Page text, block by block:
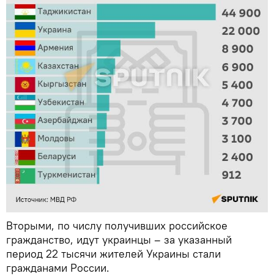
Вторыми, по числу получивших российское
гражданство, идут украинцы – за указанный
период 22 тысячи жителей Украины стали
гражданами России.